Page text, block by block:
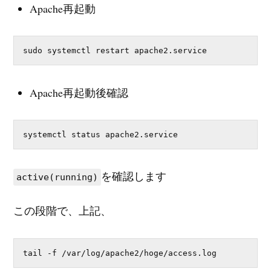
Apache再起動
sudo systemctl restart apache2.service
Apache再起動後確認
systemctl status apache2.service
active(running) を確認します
この段階で、上記、
tail -f /var/log/apache2/hoge/access.log